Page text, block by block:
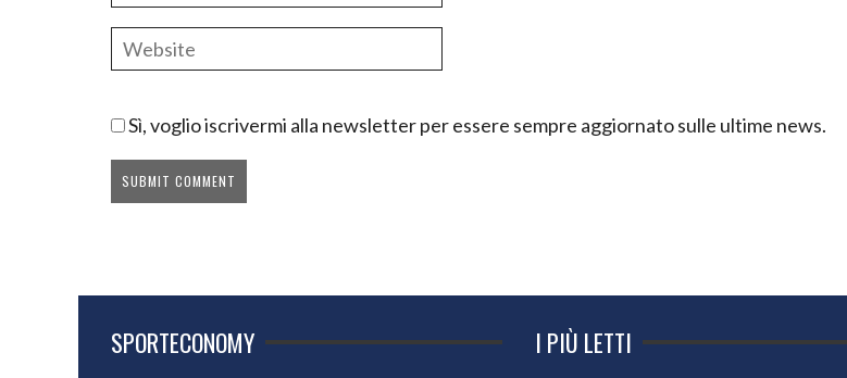
Sì, voglio iscrivermi alla newsletter per essere sempre aggiornato sulle ultime news.
SPORTECONOMY I PIÙ LETTI